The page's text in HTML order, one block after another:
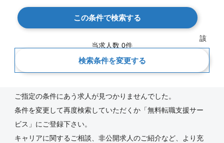
この条件で検索する
該
当求人数 0件
検索条件を変更する
新着順
ご指定の条件にあう求人が見つかりませんでした。
条件を変更して再度検索していただくか「無料転職支援サー
ビス」にご登録下さい。
キャリアに関するご相談、非公開求人のご紹介など、より充